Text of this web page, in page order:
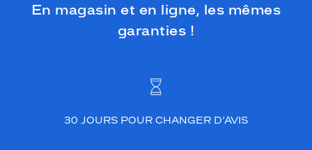
En magasin et en ligne, les mêmes
garanties !
30 JOURS POUR CHANGER D’AVIS